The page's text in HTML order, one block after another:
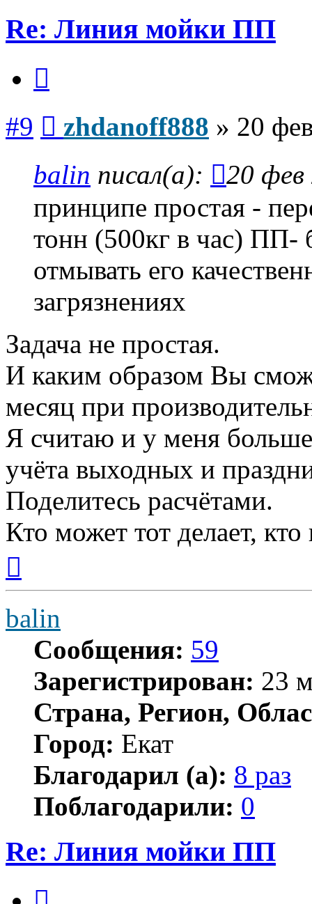
Re: Линия мойки ПП
#9 zhdanoff888 » 20
balin писал(а):
20 фев
принципе простая -
тонн (500кг в час) ПП-
отмывать его
загрязнениях
Задача не простая.
И каким образом Вы
месяц при
Я считаю и у меня
учёта выходных и
Поделитесь расчётами.
Кто может тот делает,
началу
balin
Сообщения: 59
Зарегистрирован: 23
Страна, Регион,
Город: Екат
Благодарил (а): 8 раз
Поблагодарили: 0
Re: Линия мойки ПП